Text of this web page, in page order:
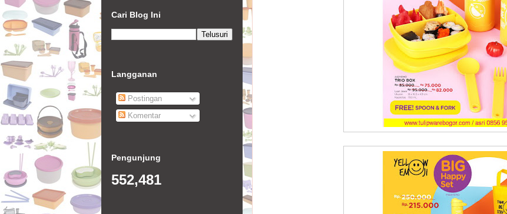
Cari Blog Ini
Langganan
Postingan
Komentar
Pengunjung
552,481